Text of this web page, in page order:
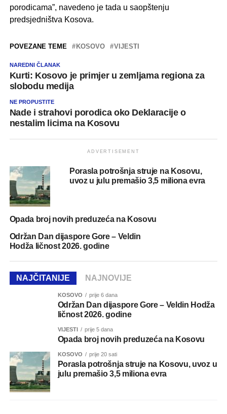
porodicama”, navedeno je tada u saopštenju
predsjedništva Kosova.
POVEZANE TEME KOSOVO VIJESTI
NAREDNI ČLANAK
Kurti: Kosovo je primjer u zemljama regiona za
slobodu medija
NE PROPUSTITE
Nade i strahovi porodica oko Deklaracije o
nestalim licima na Kosovu
ADVERTISEMENT
Porasla potrošnja struje na Kosovu,
uvoz u julu premašio 3,5 miliona evra
Opada broj novih preduzeća na Kosovu
Održan Dan dijaspore Gore – Veldin
Hodža ličnost 2026. godine
NAJČITANIJE NAJNOVIJE
KOSOVO prije 6 dana
Održan Dan dijaspore Gore – Veldin Hodža
ličnost 2026. godine
VIJESTI prije 5 dana
Opada broj novih preduzeća na Kosovu
KOSOVO prije 20 sati
Porasla potrošnja struje na Kosovu, uvoz u
julu premašio 3,5 miliona evra